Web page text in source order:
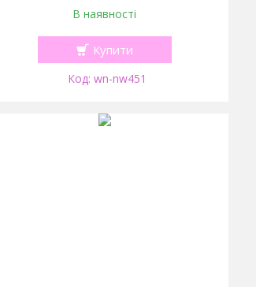
В наявності
Купити
wn-nw451